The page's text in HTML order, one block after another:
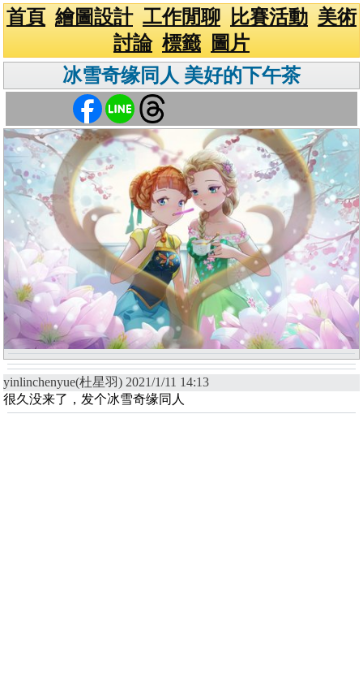
首頁 繪圖設計 工作閒聊 比賽活動 美術
討論 標籤
圖片
冰雪奇缘同人 美好的下午茶
yinlinchenyue(杜星羽) 2021/1/11 14:13
很久没来了，发个冰雪奇缘同人